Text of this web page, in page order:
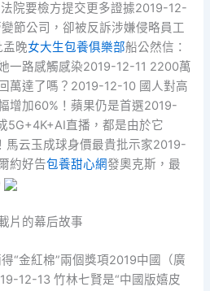
院要檢方提交更多證據2019-12-
節公司，卻被反訴涉嫌侵略員工
孟晚女大生包養俱樂部船公然信：
一路感觸感染2019-12-11 2200萬
萬達了嗎？2019-12-10 國人對高
增加60%！蘋果仍是首選2019-
5G+4K+AI直播，都是由於它
云玉成球身價最貴批示家2019-
約好告包養甜心網發奧克斯，最
片的幕后故事
“金紅棉”兩個獎項2019中國（廣
12-13 竹林七賢是“中國版嬉皮